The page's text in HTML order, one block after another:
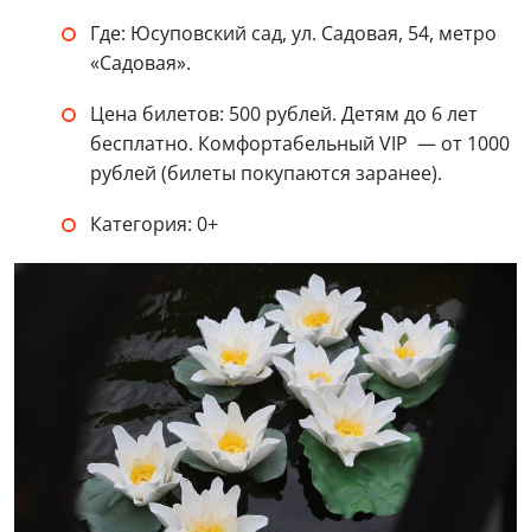
Где: Юсуповский сад, ул. Садовая, 54, метро
«Садовая».
Цена билетов: 500 рублей. Детям до 6 лет
бесплатно. Комфортабельный VIP — от 1000
рублей (билеты покупаются заранее).
Категория: 0+